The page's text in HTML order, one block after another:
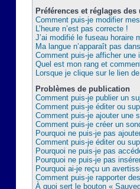
Préférences et réglages
Comment puis-je modifier
L’heure n’est pas correcte !
J’ai modifié le fuseau horaire
Ma langue n’apparaît pas
Comment puis-je afficher une
Quel est mon rang et
Lorsque je clique sur le lien
Problèmes de publication
Comment puis-je publier un
Comment puis-je éditer ou
Comment puis-je ajouter une
Comment puis-je créer un
Pourquoi ne puis-je pas
Comment puis-je éditer ou
Pourquoi ne puis-je pas
Pourquoi ne puis-je pas
Pourquoi ai-je reçu un
Comment puis-je rapporter
À quoi sert le bouton «